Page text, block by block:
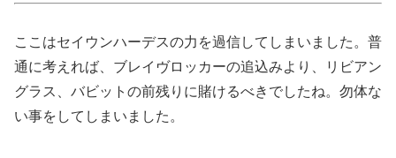
ここはセイウンハーデスの力を過信してしまいました。普
通に考えれば、ブレイヴロッカーの追込みより、リビアン
グラス、バビットの前残りに賭けるべきでしたね。勿体な
い事をしてしまいました。